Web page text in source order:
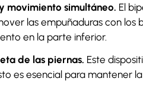
movimiento simultáneo. El
las empuñaduras con
en la parte inferior.
de las piernas. Este
es esencial para mantener